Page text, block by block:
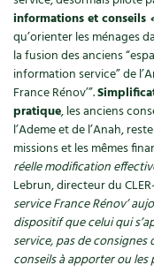
Habitat écologique
Conception et gros
Matériaux écologiques
Énergie
Gestion de l’eau
Trucs & astuces
Expés
Trocs & petites
Appels à témoignage
Bonnes adresses
Liste des pépiniéristes
informations et conseils
qu’orienter les ménages
la fusion des anciens
information service” de
France Rénov’”.
pratique, les anciens
l’Ademe et de l’Anah,
missions et les mêmes
réelle modification
Lebrun, directeur du
service France Rénov’
dispositif que celui qui
service, pas de
conseils à apporter ou